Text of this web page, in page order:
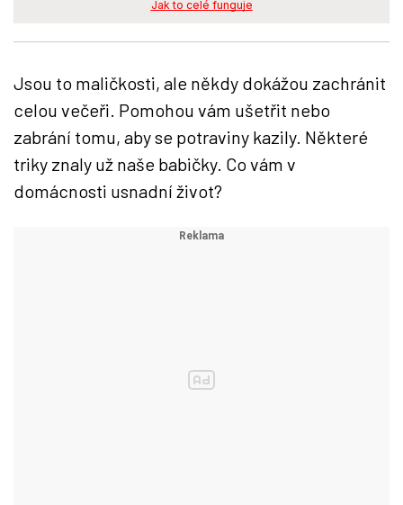
Jak to celé funguje
Jsou to maličkosti, ale někdy dokážou zachránit
celou večeři. Pomohou vám ušetřit nebo
zabrání tomu, aby se potraviny kazily. Některé
triky znaly už naše babičky. Co vám v
domácnosti usnadní život?